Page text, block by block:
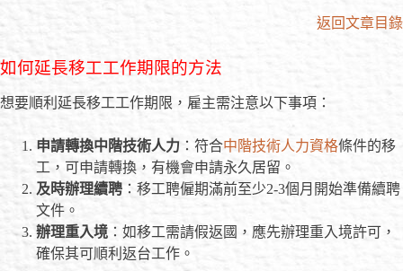
返回文章目錄
如何延長移工工作期限的方法
想要順利延長移工工作期限，雇主需注意以下事項：
申請轉換中階技術人力 ：符合中階技術人力資格條件的移
工，可申請轉換，有機會申請永久居留。
及時辦理續聘 ：移工聘僱期滿前至少2-3個月開始準備續聘
文件。
辦理重入境 ：如移工需請假返國，應先辦理重入境許可，
確保其可順利返台工作。